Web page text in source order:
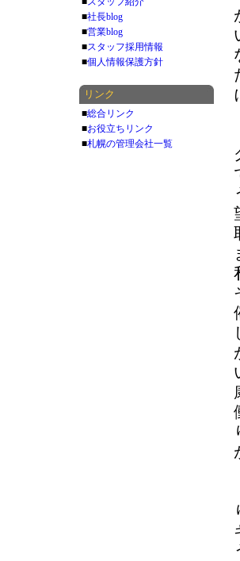
■社長blog
■営業blog
■スタッフ採用情報
■個人情報保護方針
リンク
■総合リンク
■お役立ちリンク
■札幌の管理会社一覧